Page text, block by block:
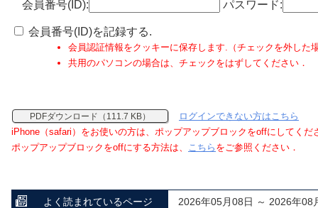
会員番号(ID): パスワード:
会員番号(ID)を記録する.
会員認証情報をクッキーに保存します.（チェックを外した
共用のパソコンの場合は、チェックをはずしてください．
PDFダウンロード（111.7 KB）
ログインできない方はこちら
iPhone（safari）をお使いの方は、ポップアップブロックをoffにしてくだ
ポップアップブロックをoffにする方法は、 こちら をご参照ください．
よく読まれているページ 2026年05月08日 ～ 2026年08